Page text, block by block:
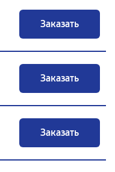
Заказать
Заказать
Заказать